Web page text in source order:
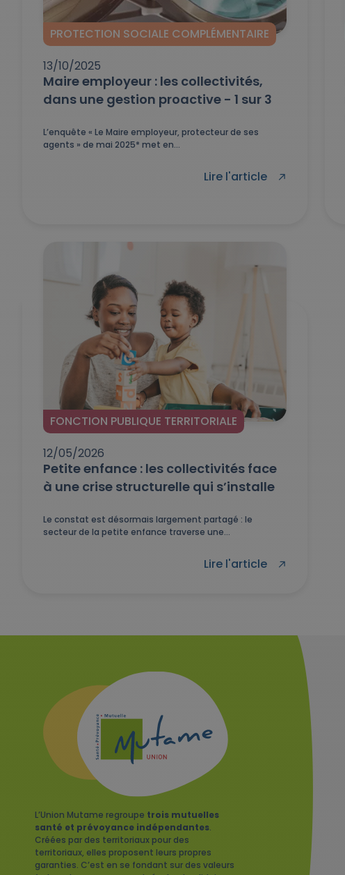
PROTECTION SOCIALE COMPLÉMENTAIRE
13/10/2025
Maire employeur : les collectivités,
dans une gestion proactive - 1 sur 3
L’enquête « Le Maire employeur, protecteur de ses
agents » de mai 2025* met en...
Lire l'article
FONCTION PUBLIQUE TERRITORIALE
12/05/2026
Petite enfance : les collectivités face
à une crise structurelle qui s’installe
Le constat est désormais largement partagé : le
secteur de la petite enfance traverse une...
Lire l'article
L’Union Mutame regroupe trois mutuelles
santé et prévoyance indépendantes
Créées par des territoriaux pour des
territoriaux, elles proposent leurs propres
garanties. C’est en se fondant sur des valeurs